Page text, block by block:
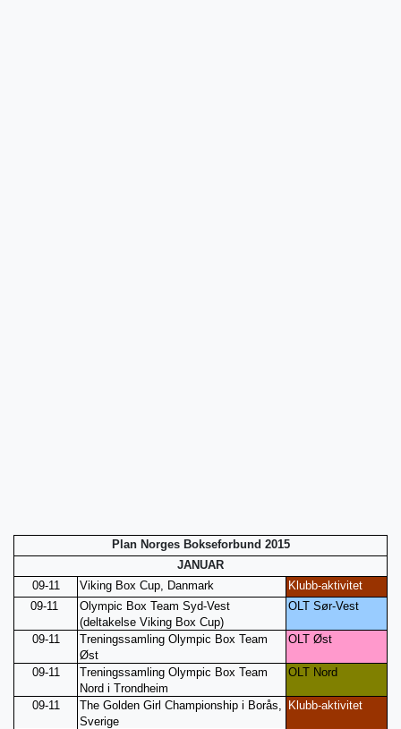
Plan Norges Bokseforbund 2015
JANUAR
09-11
Viking Box Cup, Danmark
Klubb-aktivitet
09-11
Olympic Box Team Syd-Vest
(deltakelse Viking Box Cup)
OLT Sør-Vest
09-11
Treningssamling Olympic Box Team
Øst
OLT Øst
09-11
Treningssamling Olympic Box Team
Nord i Trondheim
OLT Nord
09-11
The Golden Girl Championship i Borås,
Sverige
Klubb-aktivitet